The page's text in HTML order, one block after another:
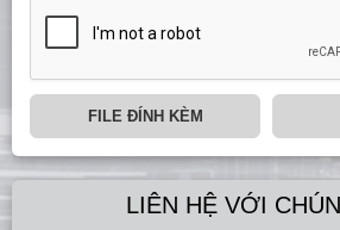
FILE ĐÍNH KÈM
LIÊN HỆ VỚI